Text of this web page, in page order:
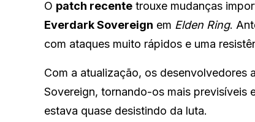
O patch recente trouxe mudanças
Everdark Sovereign em Elden Ring.
com ataques muito rápidos e uma
Com a atualização, os desenvolvedores
Sovereign, tornando-os mais previsíveis
estava quase desistindo da luta.